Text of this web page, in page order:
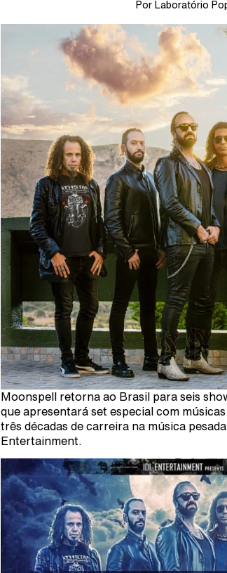
Por Laboratório
Moonspell retorna ao Brasil para seis
que apresentará set especial com músicas
três décadas de carreira na música
Entertainment.